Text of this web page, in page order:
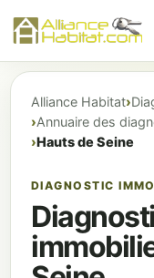
Alliance Habitat
Annuaire des
Hauts de Seine
DIAGNOSTIC